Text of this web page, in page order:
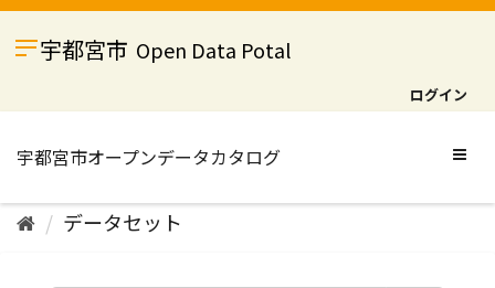
ス
宇都宮市 Open Data Potal
ログイン
データセット